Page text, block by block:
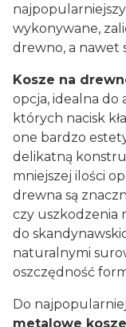
wykonywane,
drewno, a nawet
Kosze na
opcja, idealna do
których nacisk
one bardzo
delikatną
mniejszej ilości
drewna są
czy uszkodzenia
do
naturalnymi
oszczędność
Do
metalowe kosze